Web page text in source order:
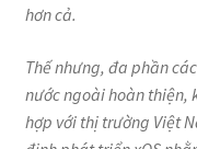
hơn cả.
Thế nhưng, đa phần
nước ngoài hoàn thiện,
hợp với thị trường Việt